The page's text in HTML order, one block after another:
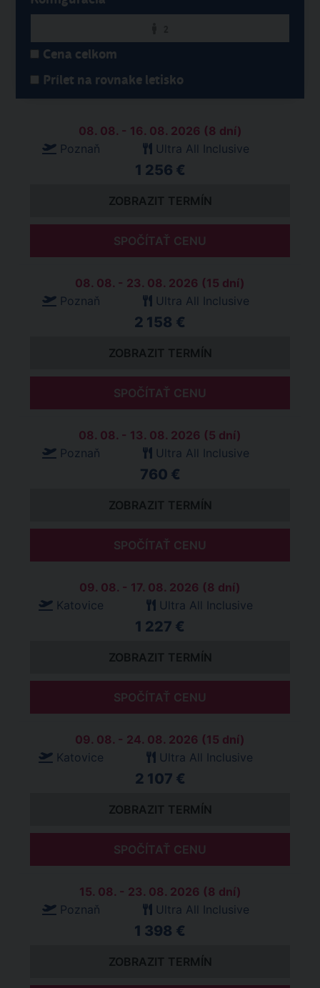
Cena celkom
Prílet na rovnake letisko
08. 08. - 16. 08. 2026 (8 dní)
Poznaň
Ultra All Inclusive
1 256 €
ZOBRAZIT TERMÍN
SPOČÍTAŤ CENU
08. 08. - 23. 08. 2026 (15 dní)
Poznaň
Ultra All Inclusive
2 158 €
ZOBRAZIT TERMÍN
SPOČÍTAŤ CENU
08. 08. - 13. 08. 2026 (5 dní)
Poznaň
Ultra All Inclusive
760 €
ZOBRAZIT TERMÍN
SPOČÍTAŤ CENU
09. 08. - 17. 08. 2026 (8 dní)
Katovice
Ultra All Inclusive
1 227 €
ZOBRAZIT TERMÍN
SPOČÍTAŤ CENU
09. 08. - 24. 08. 2026 (15 dní)
Katovice
Ultra All Inclusive
2 107 €
ZOBRAZIT TERMÍN
SPOČÍTAŤ CENU
15. 08. - 23. 08. 2026 (8 dní)
Poznaň
Ultra All Inclusive
1 398 €
ZOBRAZIT TERMÍN